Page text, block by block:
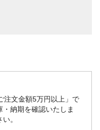
注文金額5万円以上」で
納期を確認いたしま
。